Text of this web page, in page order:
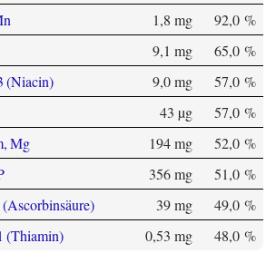
1,8 mg
92,0 %
9,1 mg
65,0 %
(Niacin) 9,0 mg
57,0 %
43 µg
57,0 %
Mg 194 mg
52,0 %
356 mg
51,0 %
39 mg
49,0 %
(Thiamin) 0,53 mg 48,0 %